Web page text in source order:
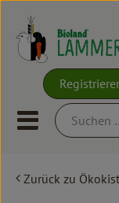
Mobiles
Ökokisten
Zurück zu